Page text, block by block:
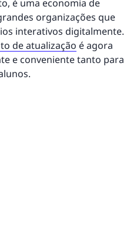
é uma economia de
organizações que
interativos digitalmente.
de atualização é agora
e conveniente tanto para